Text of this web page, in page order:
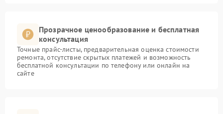
Прозрачное ценообразование и бесплатная
консультация
Точные прайс-листы, предварительная оценка стоимости
ремонта, отсутствие скрытых платежей и возможность
бесплатной консультации по телефону или онлайн на
сайте